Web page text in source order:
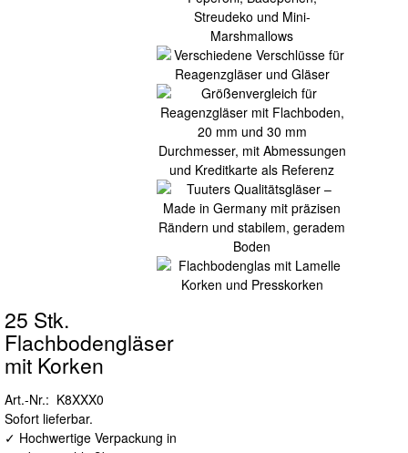
25 Stk.
Flachbodengläser
mit Korken
Art.-Nr.: K8XXX0
Sofort lieferbar.
✓ Hochwertige Verpackung in